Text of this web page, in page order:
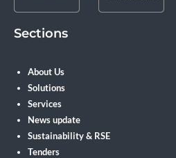
Sections
About Us
Solutions
Services
News update
Sustainability & RSE
Tenders